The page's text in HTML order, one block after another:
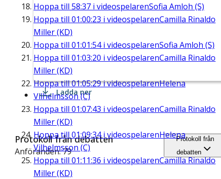
Hoppa till 58:37 i videospelarenSofia Amloh (S)
Hoppa till 01:00:23 i videospelarenCamilla Rinaldo
Miller (KD)
Hoppa till 01:01:54i videospelarenSofia Amloh (S)
Hoppa till 01:03:20 i videospelarenCamilla Rinaldo
Miller (KD)
Hoppa till01:05:29i videospelarenHelena
Vilhelmsson (C)
Hoppa till 01:07:43 i videospelarenCamilla Rinaldo
Miller (KD)
Hoppa till 01:09:34i videospelarenHelena
Vilhelmsson (C)
Hoppa till 01:11:36 i videospelarenCamilla Rinaldo
Miller (KD)
Ladda ner
Protokoll från debatten
Anföranden: 79
Protokoll från
debatten